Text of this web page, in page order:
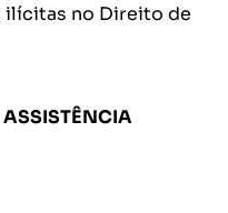
no Direito de